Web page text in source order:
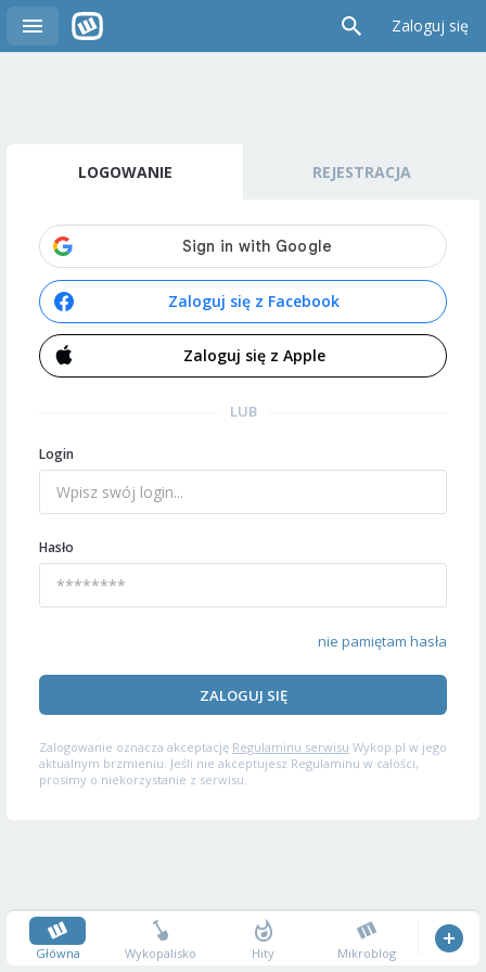
Zaloguj się
LOGOWANIE REJESTRACJA
Zaloguj się z Facebook
Zaloguj się z Apple
LUB
Login
Hasło
nie pamiętam hasła
ZALOGUJ SIĘ
Zalogowanie oznacza akceptację Regulaminu serwisu Wykop.pl w jego
aktualnym brzmieniu. Jeśli nie akceptujesz Regulaminu w całości,
prosimy o niekorzystanie z serwisu.
Główna Wykopalisko Hity Mikroblog